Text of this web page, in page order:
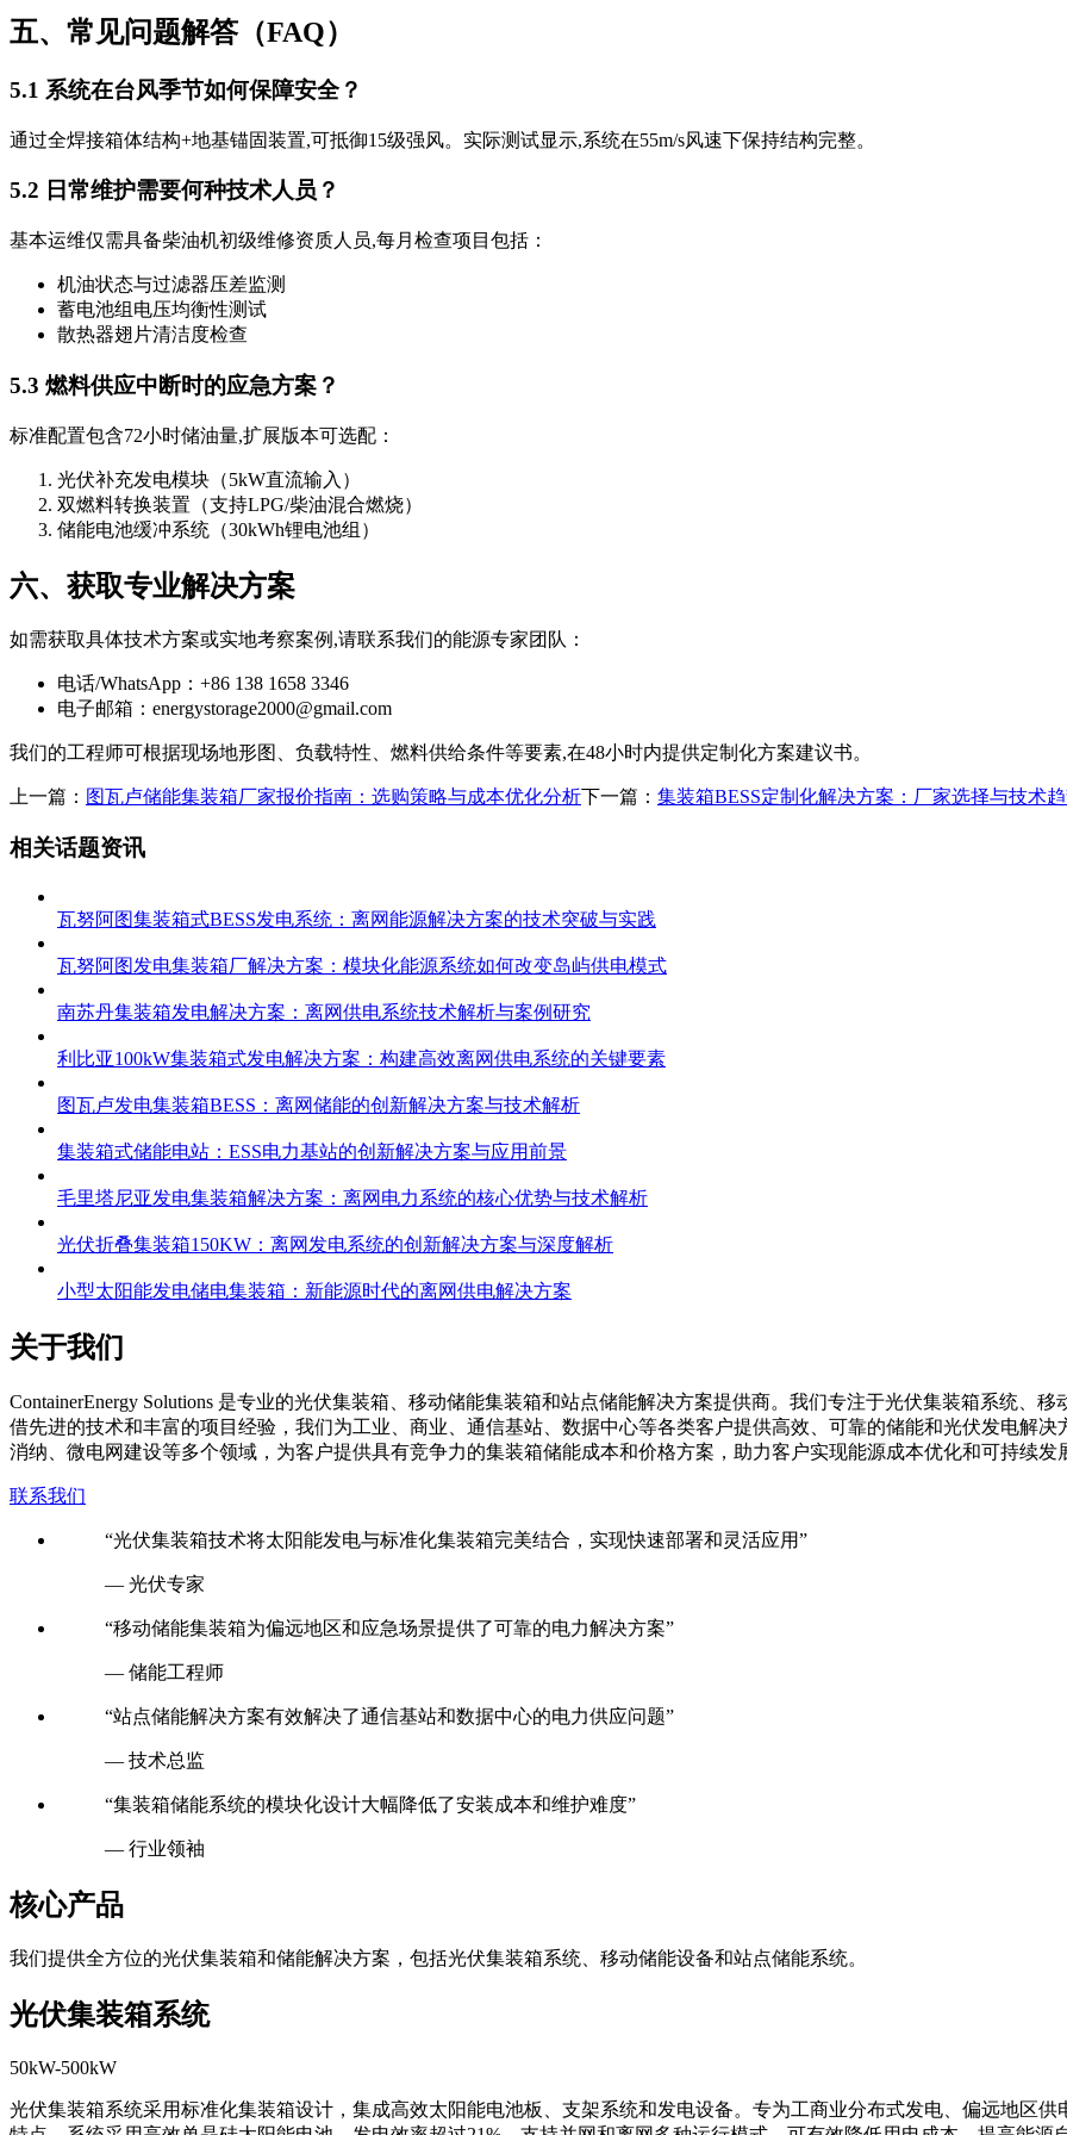
五、常见问题解答（FAQ）
5.1 系统在台风季节如何保障安全？
通过全焊接箱体结构+地基锚固装置,可抵御15级强风。实际测试显示,系统在55m/s风速下保持结构完整。
5.2 日常维护需要何种技术人员？
基本运维仅需具备柴油机初级维修资质人员,每月检查项目包括：
机油状态与过滤器压差监测
蓄电池组电压均衡性测试
散热器翅片清洁度检查
5.3 燃料供应中断时的应急方案？
标准配置包含72小时储油量,扩展版本可选配：
光伏补充发电模块（5kW直流输入）
双燃料转换装置（支持LPG/柴油混合燃烧）
储能电池缓冲系统（30kWh锂电池组）
六、获取专业解决方案
如需获取具体技术方案或实地考察案例,请联系我们的能源专家团队：
电话/WhatsApp：+86 138 1658 3346
电子邮箱： energystorage2000@gmail.com
我们的工程师可根据现场地形图、负载特性、燃料供给条件等要素,在48小时内提供定制化方案建议书。
上一篇： 图瓦卢储能集装箱厂家报价指南：选购策略与成本优化分析下一篇： 集装箱BESS定制化解决方案：厂家选择与技术
相关话题资讯
瓦努阿图集装箱式BESS发电系统：离网能源解决方案的技术突破与实践
瓦努阿图发电集装箱厂解决方案：模块化能源系统如何改变岛屿供电模式
南苏丹集装箱发电解决方案：离网供电系统技术解析与案例研究
利比亚100kW集装箱式发电解决方案：构建高效离网供电系统的关键要素
图瓦卢发电集装箱BESS：离网储能的创新解决方案与技术解析
集装箱式储能电站：ESS电力基站的创新解决方案与应用前景
毛里塔尼亚发电集装箱解决方案：离网电力系统的核心优势与技术解析
光伏折叠集装箱150KW：离网发电系统的创新解决方案与深度解析
小型太阳能发电储电集装箱：新能源时代的离网供电解决方案
关于我们
ContainerEnergy Solutions 是专业的光伏集装箱、移动储能集装箱和站点储能解决方案提供商。我们专注于光伏集装箱系统、
借先进的技术和丰富的项目经验，我们为工业、商业、通信基站、数据中心等各类客户提供高效、可靠的储能和光伏发电解
消纳、微电网建设等多个领域，为客户提供具有竞争力的集装箱储能成本和价格方案，助力客户实现能源成本优化和可持续发
联系我们
“光伏集装箱技术将太阳能发电与标准化集装箱完美结合，实现快速部署和灵活应用”
— 光伏专家
“移动储能集装箱为偏远地区和应急场景提供了可靠的电力解决方案”
— 储能工程师
“站点储能解决方案有效解决了通信基站和数据中心的电力供应问题”
— 技术总监
“集装箱储能系统的模块化设计大幅降低了安装成本和维护难度”
— 行业领袖
核心产品
我们提供全方位的光伏集装箱和储能解决方案，包括光伏集装箱系统、移动储能设备和站点储能系统。
光伏集装箱系统
50kW-500kW
光伏集装箱系统采用标准化集装箱设计，集成高效太阳能电池板、支架系统和发电设备。专为工商业分布式发电、偏远地区